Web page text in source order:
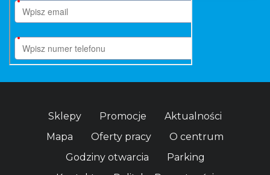
Sklepy Promocje
Aktualności
Mapa
Oferty pracy
O centrum
Godziny otwarcia
Parking